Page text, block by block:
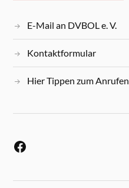
E-Mail an DVBOL e. V.
Kontaktformular
Hier Tippen zum Anrufen